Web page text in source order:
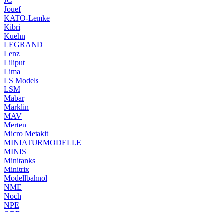
Jouef
KATO-Lemke
Kibri
Kuehn
LEGRAND
Lenz
Liliput
Lima
LS Models
LSM
Mabar
Marklin
MAV
Merten
Micro Metakit
MINIATURMODELLE
MINIS
Minitanks
Minitrix
Modellbahnol
NME
Noch
NPE